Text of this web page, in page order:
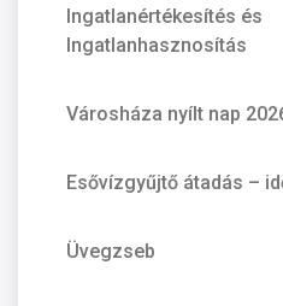
Ingatlanértékesítés és
Ingatlanhasznosítás
Városháza nyílt nap
Esővízgyűjtő átadás –
Üvegzseb